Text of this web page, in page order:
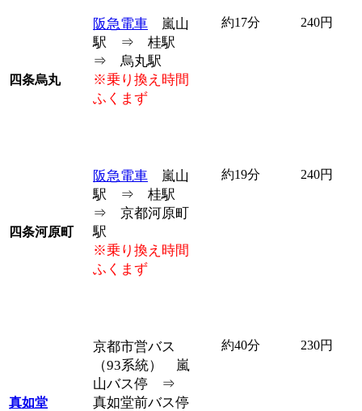
四条烏丸
阪急電車 嵐山
駅 ⇒ 桂駅
⇒ 烏丸駅
※乗り換え時間
ふくまず
約17分 240円
四条河原町
阪急電車 嵐山
駅 ⇒ 桂駅
⇒ 京都河原町
駅
※乗り換え時間
ふくまず
約19分 240円
真如堂
京都市営バス
（93系統） 嵐
山バス停 ⇒
真如堂前バス停
約40分 230円